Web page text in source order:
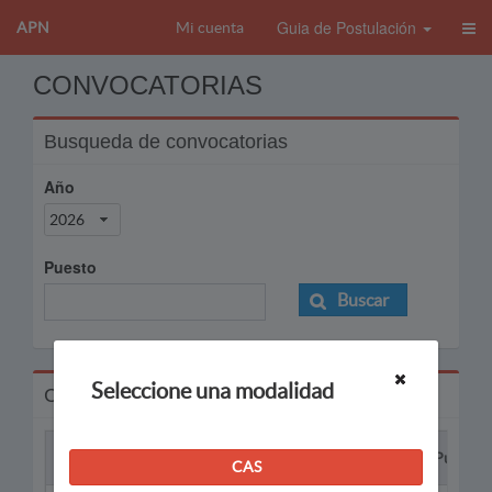
APN Mi cuenta Guia de Postulación
CONVOCATORIAS
Busqueda de convocatorias
Año
2026
Puesto
Buscar
Convocatorias
Puesto
Seleccione una modalidad
CAS